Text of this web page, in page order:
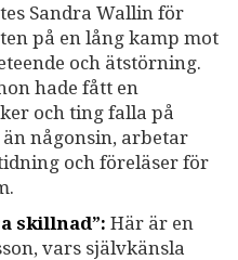
Sandra Wallin för
på en lång kamp mot
och ätstörning.
hade fått en
och ting falla på
någonsin, arbetar
och föreläser för
skillnad”: Här är en
vars självkänsla